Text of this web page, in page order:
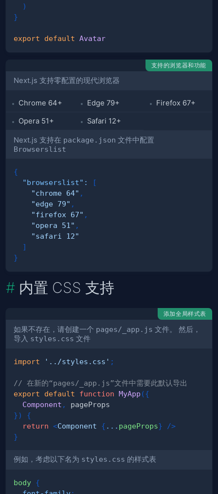
)
}
export default Avatar
支持的浏览器和功能
Next.js 支持零配置的现代浏览器
Chrome 64+ Edge 79+ Firefox 67+
Opera 51+ Safari 12+
Next.js 支持在 package.json 文件中配置
Browserslist
{
"browserslist" :
[
"chrome 64" ,
"edge 79" ,
"firefox 67" ,
"opera 51" ,
"safari 12"
]
}
内置 CSS 支持
添加全局样式表
如果不存在，请创建一个 pages/_app.js 文件。 然后，
导入 styles.css 文件
import '../styles.css' ;
// 在新的“pages/_app.js”文件中需要此默认导出
export
default function MyApp ({
Component ,
})
{
return <Component { ... pageProps}
/>
}
例如，考虑以下名为 styles.css 的样式表
body {